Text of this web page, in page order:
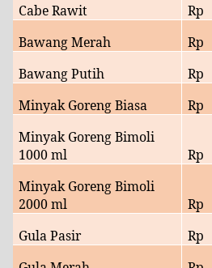
Cabe Rawit
Rp
Bawang Merah
Rp
Bawang Putih
Rp
Minyak Goreng Biasa
Rp
Minyak Goreng Bimoli
1000 ml
Rp
Minyak Goreng Bimoli
2000 ml
Rp
Gula Pasir
Rp